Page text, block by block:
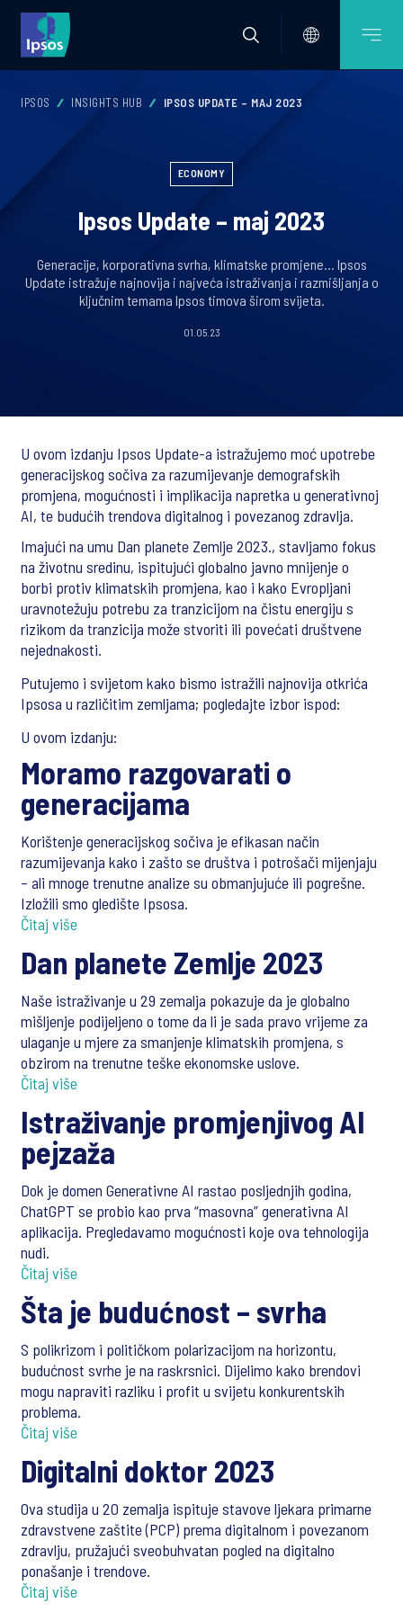
IPSOS INSIGHTS HUB IPSOS UPDATE – MAJ 2023
ECONOMY
Ipsos Update – maj 2023
Generacije, korporativna svrha, klimatske promjene... Ipsos
Update istražuje najnovija i najveća istraživanja i razmišljanja o
ključnim temama Ipsos timova širom svijeta.
01.05.23
U ovom izdanju Ipsos Update-a istražujemo moć upotrebe
generacijskog sočiva za razumijevanje demografskih
promjena, mogućnosti i implikacija napretka u generativnoj
AI, te budućih trendova digitalnog i povezanog zdravlja.
Imajući na umu Dan planete Zemlje 2023., stavljamo fokus
na životnu sredinu, ispitujući globalno javno mnijenje o
borbi protiv klimatskih promjena, kao i kako Evropljani
uravnotežuju potrebu za tranzicijom na čistu energiju s
rizikom da tranzicija može stvoriti ili povećati društvene
nejednakosti.
Putujemo i svijetom kako bismo istražili najnovija otkrića
Ipsosa u različitim zemljama; pogledajte izbor ispod:
U ovom izdanju:
Moramo razgovarati o
generacijama
Korištenje generacijskog sočiva je efikasan način
razumijevanja kako i zašto se društva i potrošači mijenjaju
– ali mnoge trenutne analize su obmanjujuće ili pogrešne.
Izložili smo gledište Ipsosa.
Čitaj više
Dan planete Zemlje 2023
Naše istraživanje u 29 zemalja pokazuje da je globalno
mišljenje podijeljeno o tome da li je sada pravo vrijeme za
ulaganje u mjere za smanjenje klimatskih promjena, s
obzirom na trenutne teške ekonomske uslove.
Čitaj više
Istraživanje promjenjivog AI
pejzaža
Dok je domen Generativne AI rastao posljednjih godina,
ChatGPT se probio kao prva “masovna” generativna AI
aplikacija. Pregledavamo mogućnosti koje ova tehnologija
nudi.
Čitaj više
Šta je budućnost – svrha
S polikrizom i političkom polarizacijom na horizontu,
budućnost svrhe je na raskrsnici. Dijelimo kako brendovi
mogu napraviti razliku i profit u svijetu konkurentskih
problema.
Čitaj više
Digitalni doktor 2023
Ova studija u 20 zemalja ispituje stavove ljekara primarne
zdravstvene zaštite (PCP) prema digitalnom i povezanom
zdravlju, pružajući sveobuhvatan pogled na digitalno
ponašanje i trendove.
Čitaj više